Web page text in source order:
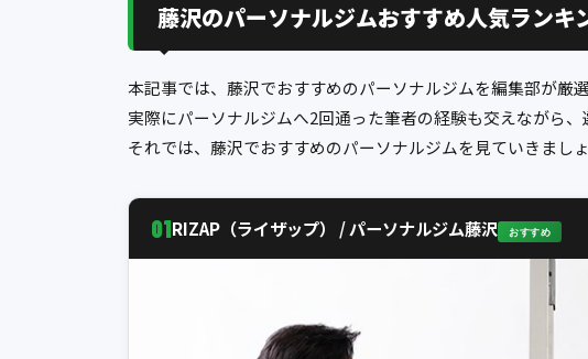
藤沢のパーソナルジムおすすめ人気ランキ
本記事では、藤沢でおすすめのパーソナルジムを編集部が厳
実際にパーソナルジムへ2回通った筆者の経験も交えながら、
それでは、藤沢でおすすめのパーソナルジムを見ていきましょ
01RIZAP（ライザップ） / パーソナルジム藤沢 おすすめ